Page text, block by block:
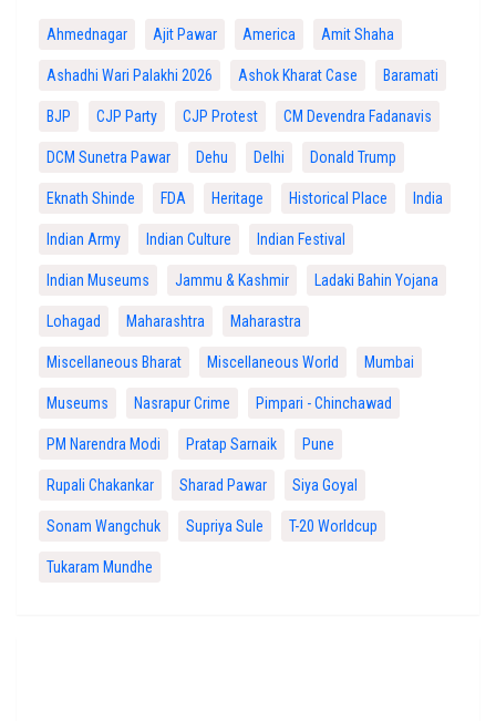
Ahmednagar Ajit Pawar America Amit Shaha
Ashadhi Wari Palakhi 2026 Ashok Kharat Case Baramati
BJP CJP Party CJP Protest CM Devendra Fadanavis
DCM Sunetra Pawar Dehu Delhi Donald Trump
Eknath Shinde FDA Heritage Historical Place India
Indian Army Indian Culture Indian Festival
Indian Museums Jammu & Kashmir Ladaki Bahin Yojana
Lohagad Maharashtra Maharastra
Miscellaneous Bharat Miscellaneous World Mumbai
Museums Nasrapur Crime Pimpari - Chinchawad
PM Narendra Modi Pratap Sarnaik Pune
Rupali Chakankar Sharad Pawar Siya Goyal
Sonam Wangchuk Supriya Sule T-20 Worldcup
Tukaram Mundhe